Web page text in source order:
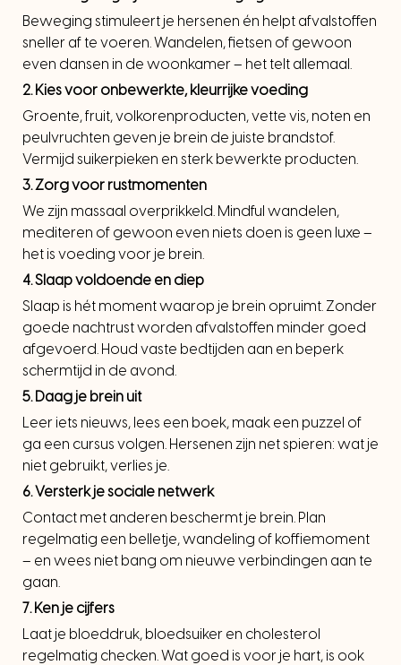
Beweging stimuleert je hersenen én helpt afvalstoffen
sneller af te voeren. Wandelen, fietsen of gewoon
even dansen in de woonkamer – het telt allemaal.
2.Kies voor onbewerkte, kleurrijke voeding
Groente, fruit, volkorenproducten, vette vis, noten en
peulvruchten geven je brein de juiste brandstof.
Vermijd suikerpieken en sterk bewerkte producten.
3.Zorg voor rustmomenten
We zijn massaal overprikkeld. Mindful wandelen,
mediteren of gewoon even niets doen is geen luxe –
het is voeding voor je brein.
4.Slaap voldoende en diep
Slaap is hét moment waarop je brein opruimt. Zonder
goede nachtrust worden afvalstoffen minder goed
afgevoerd. Houd vaste bedtijden aan en beperk
schermtijd in de avond.
5. Daag je brein uit
Leer iets nieuws, lees een boek, maak een puzzel of
ga een cursus volgen. Hersenen zijn net spieren: wat je
niet gebruikt, verlies je.
6.Versterk je sociale netwerk
Contact met anderen beschermt je brein. Plan
regelmatig een belletje, wandeling of koffiemoment
– en wees niet bang om nieuwe verbindingen aan te
gaan.
7. Ken je cijfers
Laat je bloeddruk, bloedsuiker en cholesterol
regelmatig checken. Wat goed is voor je hart, is ook